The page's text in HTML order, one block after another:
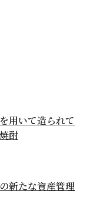
用いて造られて
酎
新たな資産管理